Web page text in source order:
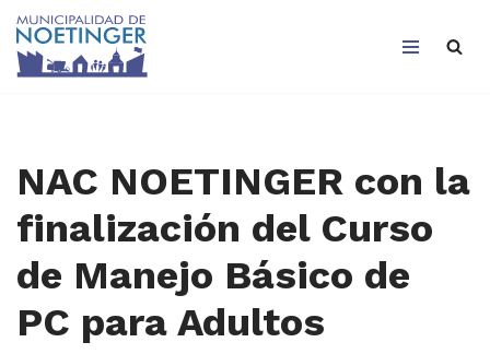
Saltar
NAC NOETINGER con la
finalización del Curso
de Manejo Básico de
PC para Adultos